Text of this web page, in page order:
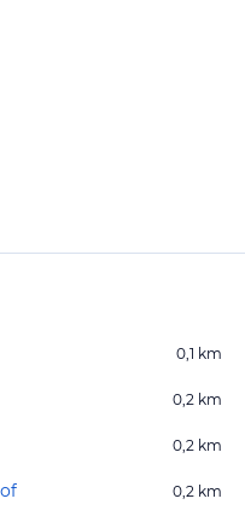
0,1 km
0,2 km
0,2 km
0,2 km